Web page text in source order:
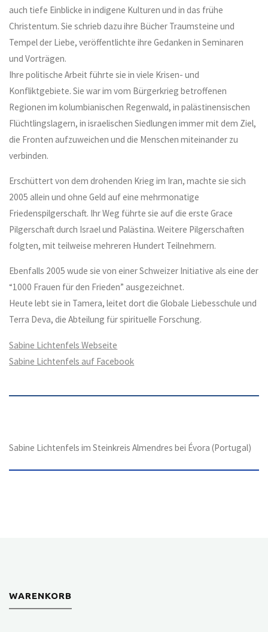
auch tiefe Einblicke in indigene Kulturen und in das frühe
Christentum. Sie schrieb dazu ihre Bücher Traumsteine und
Tempel der Liebe, veröffentlichte ihre Gedanken in Seminaren
und Vorträgen.
Ihre politische Arbeit führte sie in viele Krisen- und
Konfliktgebiete. Sie war im vom Bürgerkrieg betroffenen
Regionen im kolumbianischen Regenwald, in palästinensischen
Flüchtlingslagern, in israelischen Siedlungen immer mit dem Ziel,
die Fronten aufzuweichen und die Menschen miteinander zu
verbinden.
Erschüttert von dem drohenden Krieg im Iran, machte sie sich
2005 allein und ohne Geld auf eine mehrmonatige
Friedenspilgerschaft. Ihr Weg führte sie auf die erste Grace
Pilgerschaft durch Israel und Palästina. Weitere Pilgerschaften
folgten, mit teilweise mehreren Hundert Teilnehmern.
Ebenfalls 2005 wude sie von einer Schweizer Initiative als eine der
“1000 Frauen für den Frieden” ausgezeichnet.
Heute lebt sie in Tamera, leitet dort die Globale Liebesschule und
Terra Deva, die Abteilung für spirituelle Forschung.
Sabine Lichtenfels Webseite
Sabine Lichtenfels auf Facebook
Sabine Lichtenfels im Steinkreis Almendres bei Évora (Portugal)
WARENKORB